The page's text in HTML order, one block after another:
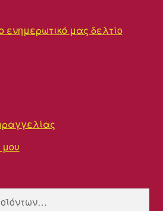
ενημερωτικό μας δελτίο